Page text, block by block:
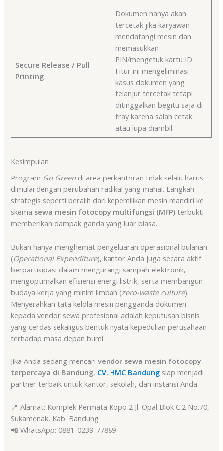
Secure Release / Pull
Printing
Dokumen hanya akan
tercetak jika karyawan
mendatangi mesin dan
memasukkan
PIN/mengetuk kartu ID.
Fitur ini mengeliminasi
kasus dokumen yang
telanjur tercetak tetapi
ditinggalkan begitu saja di
tray karena salah cetak
atau lupa diambil.
Kesimpulan
Program Go Green di area perkantoran tidak selalu harus
dimulai dengan perubahan radikal yang mahal. Langkah
strategis seperti beralih dari kepemilikan mesin mandiri ke
skema sewa mesin fotocopy multifungsi (MFP) terbukti
memberikan dampak ganda yang luar biasa.
Bukan hanya menghemat pengeluaran operasional bulanan
(Operational Expenditure), kantor Anda juga secara aktif
berpartisipasi dalam mengurangi sampah elektronik,
mengoptimalkan efisiensi energi listrik, serta membangun
budaya kerja yang minim limbah (zero-waste culture).
Menyerahkan tata kelola mesin pengganda dokumen
kepada vendor sewa profesional adalah keputusan bisnis
yang cerdas sekaligus bentuk nyata kepedulian perusahaan
terhadap masa depan bumi.
Jika Anda sedang mencarivendor sewa mesin fotocopy
terpercaya di Bandung, CV. HMC Bandung siap menjadi
partner terbaik untuk kantor, sekolah, dan instansi Anda.
📍 Alamat: Komplek Permata Kopo 2 Jl. Opal Blok C.2 No.70,
Sukamenak, Kab. Bandung
📲 WhatsApp: 0881-0239-77889